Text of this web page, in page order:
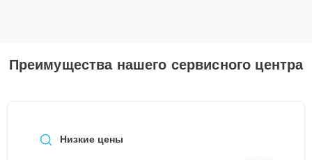
Преимущества нашего сервисного центра
Низкие цены